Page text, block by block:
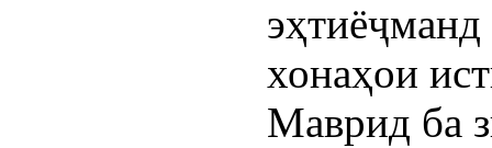
хонаҳои
Маврид ба